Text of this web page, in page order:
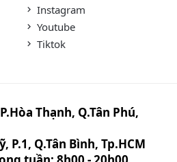
Instagram
Youtube
Tiktok
Thạnh, Q.Tân Phú,
P.1, Q.Tân Bình, Tp.HCM